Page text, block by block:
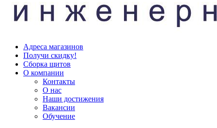
Адреса магазинов
Получи скидку!
Сборка щитов
О компании
Контакты
О нас
Наши достижения
Вакансии
Обучение